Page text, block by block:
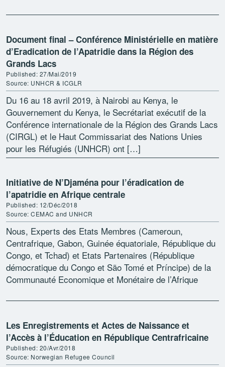
Document final – Conférence Ministérielle en matière
d’Eradication de l’Apatridie dans la Région des
Grands Lacs
Published: 27/Mai/2019
Source: UNHCR & ICGLR
Du 16 au 18 avril 2019, à Nairobi au Kenya, le
Gouvernement du Kenya, le Secrétariat exécutif de la
Conférence internationale de la Région des Grands Lacs
(CIRGL) et le Haut Commissariat des Nations Unies
pour les Réfugiés (UNHCR) ont […]
Initiative de N’Djaména pour l’éradication de
l’apatridie en Afrique centrale
Published: 12/Déc/2018
Source: CEMAC and UNHCR
Nous, Experts des Etats Membres (Cameroun,
Centrafrique, Gabon, Guinée équatoriale, République du
Congo, et Tchad) et Etats Partenaires (République
démocratique du Congo et São Tomé et Príncipe) de la
Communauté Economique et Monétaire de l’Afrique
Les Enregistrements et Actes de Naissance et
l’Accès à l’Éducation en République Centrafricaine
Published: 20/Avr/2018
Source: Norwegian Refugee Council